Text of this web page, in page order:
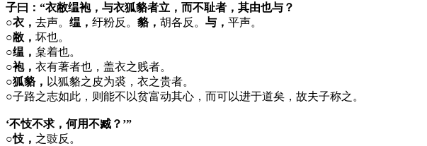
子曰：“衣敝缊袍，与衣狐貉者立，而不耻者，其由也与？
○衣， 去声。 缊， 纡粉反。 貉， 胡各反。 与， 平声。
○敝， 坏也。
○缊， 枲着也。
○袍， 衣有著者也，盖衣之贱者。
○狐貉， 以狐貉之皮为裘，衣之贵者。
○子路之志如此，则能不以贫富动其心，而可以进于道矣，故夫子称之。
‘不忮不求，何用不臧？’”
○忮， 之豉反。